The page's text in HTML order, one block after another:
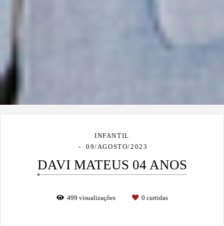
INFANTIL
09/AGOSTO/2023
DAVI MATEUS 04 ANOS
499 visualizações 0 curtidas